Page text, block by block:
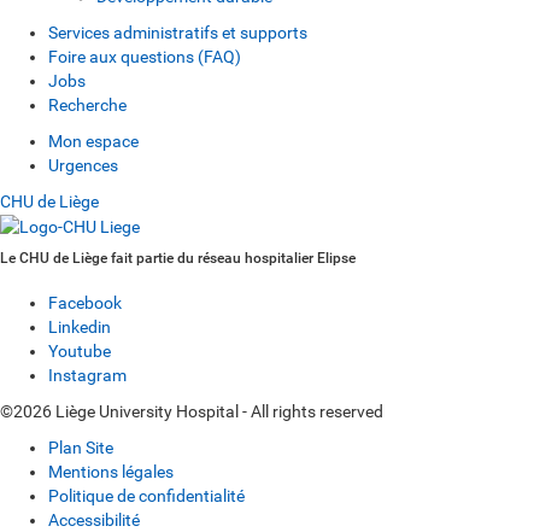
Services administratifs et supports
Foire aux questions (FAQ)
Jobs
Recherche
Mon espace
Urgences
CHU de Liège
Le CHU de Liège fait partie du réseau hospitalier Elipse
Facebook
Linkedin
Youtube
Instagram
©2026 Liège University Hospital - All rights reserved
Plan Site
Mentions légales
Politique de confidentialité
Accessibilité